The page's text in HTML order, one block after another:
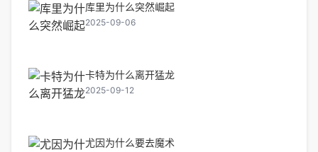
库里为什么突然崛起
2025-09-06
卡特为什么离开猛龙
2025-09-12
尤因为什么要去魔术